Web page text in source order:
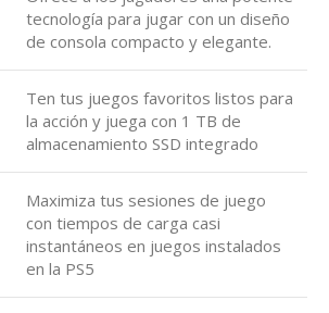
tecnología para jugar con un diseño
de consola compacto y elegante.
Ten tus juegos favoritos listos para
la acción y juega con 1 TB de
almacenamiento SSD integrado
Maximiza tus sesiones de juego
con tiempos de carga casi
instantáneos en juegos instalados
en la PS5